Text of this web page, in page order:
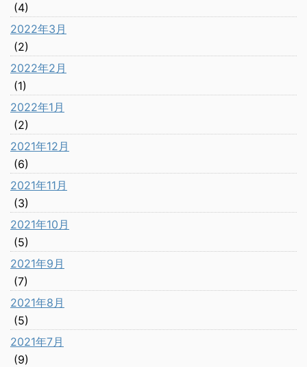
(4)
2022年3月
(2)
2022年2月
(1)
2022年1月
(2)
2021年12月
(6)
2021年11月
(3)
2021年10月
(5)
2021年9月
(7)
2021年8月
(5)
2021年7月
(9)